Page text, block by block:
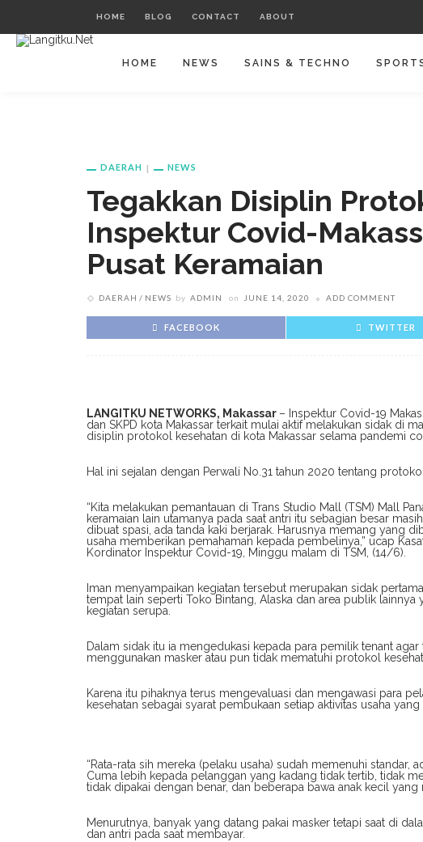
HOME BLOG CONTACT ABOUT
HOME NEWS SAINS & TECHNO
DAERAH NEWS
Tegakkan Disiplin
Inspektur Covid-
Pusat Keramaian
DAERAH NEWS by ADMIN on JUNE 14, 2020 ADD COMMENT
FACEBOOK TWITTER
LANGITKU NETWORKS, Makassar – Inspektur Covid-19
dan SKPD kota Makassar terkait mulai aktif melakukan sidak di
disiplin protokol kesehatan di kota Makassar selama pandemi
Hal ini sejalan dengan Perwali No.31 tahun 2020 tentang
“Kita melakukan pemantauan di Trans Studio Mall (TSM) Mall
keramaian lain utamanya pada saat antri itu sebagian besar
dibuat spasi, ada tanda kaki berjarak. Harusnya memang yang
usaha memberikan pemahaman kepada pembelinya,” ucap
Kordinator Inspektur Covid-19, Minggu malam di TSM, (14/6).
Iman menyampaikan kegiatan tersebut merupakan sidak
tempat lain seperti Toko Bintang, Alaska dan area publik
kegiatan serupa.
Dalam sidak itu ia mengedukasi kepada para pemilik tenant
menggunakan masker atau pun tidak mematuhi protokol
Karena itu pihaknya terus mengevaluasi dan mengawasi para
kesehatan sebagai syarat pembukaan setiap aktivitas usaha yang
“Rata-rata sih mereka (pelaku usaha) sudah memenuhi standar,
Cuma lebih kepada pelanggan yang kadang tidak tertib, tidak
tidak dipakai dengan benar, dan beberapa bawa anak kecil yang
Menurutnya, banyak yang datang pakai masker tetapi saat di
dan antri pada saat membayar.